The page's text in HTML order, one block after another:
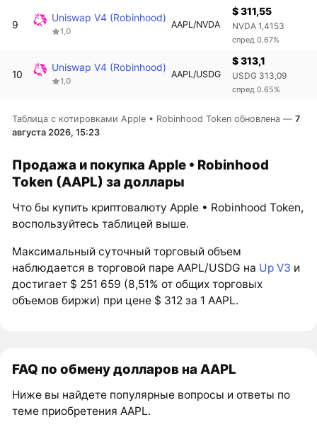
9
Uniswap V4 (Robinhood)
1,0
AAPL/NVDA
$ 311,55
NVDA 1,4153
спред 0.67%
10
Uniswap V4 (Robinhood)
1,0
AAPL/USDG
$ 313,1
USDG 313,09
спред 0.65%
Таблица с котировками Apple • Robinhood Token обновлена —7
августа 2026, 15:23
Продажа и покупка Apple • Robinhood
Token (AAPL) за доллары
Что бы купить криптовалюту Apple • Robinhood Token,
воспользуйтесь таблицей выше.
Максимальный суточный торговый объем
наблюдается в торговой паре AAPL/USDG на Up V3 и
достигает $ 251 659 (8,51% от общих торговых
объемов биржи) при цене $ 312 за 1 AAPL.
FAQ по обмену долларов на AAPL
Ниже вы найдете популярные вопросы и ответы по
теме приобретения AAPL.